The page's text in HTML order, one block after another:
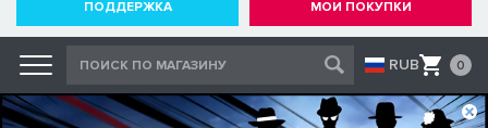
ПОДДЕРЖКА МОИ ПОКУПКИ
RUB 0